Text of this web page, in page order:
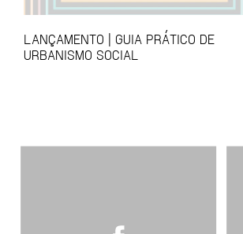
LANÇAMENTO | GUIA PRÁTICO DE
URBANISMO SOCIAL